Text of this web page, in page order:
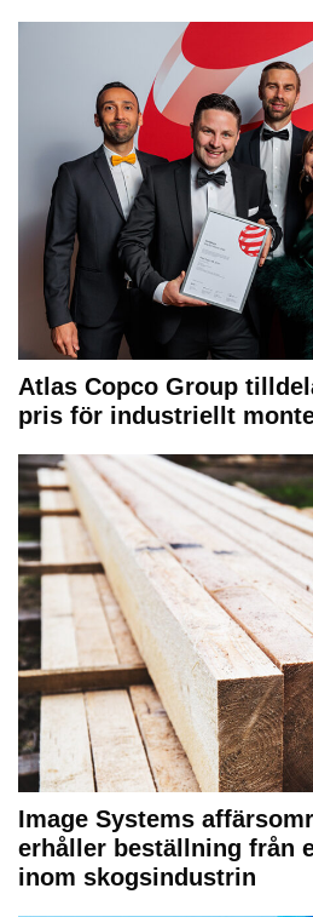
Atlas Copco Group
pris för industriellt
Image Systems
erhåller beställning från
inom skogsindustrin